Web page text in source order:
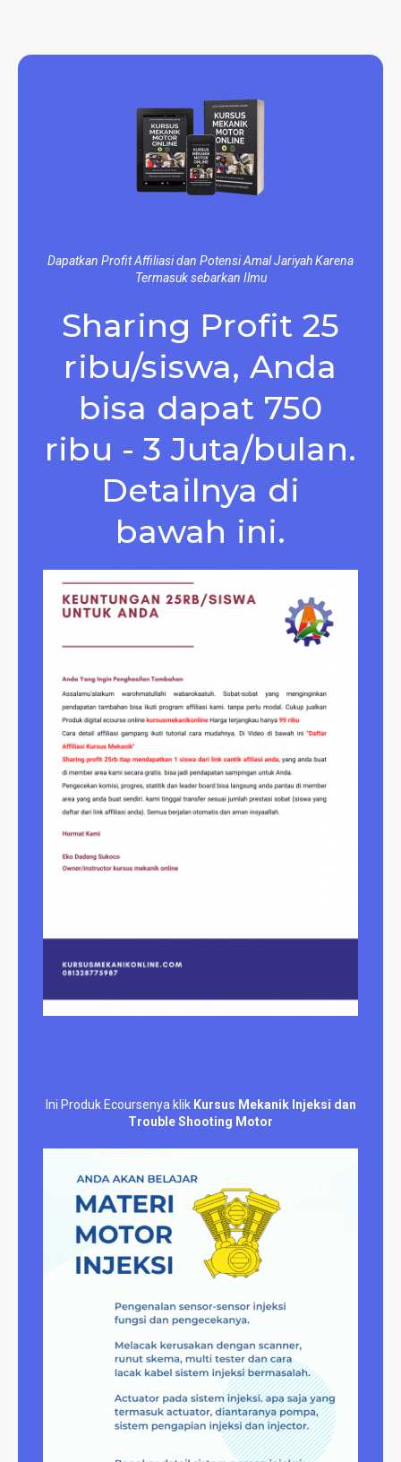
Dapatkan Profit Affiliasi dan Potensi Amal Jariyah Karena
Termasuk sebarkan Ilmu
Sharing Profit 25
ribu/siswa, Anda
bisa dapat 750
ribu - 3 Juta/bulan.
Detailnya di
bawah ini.
Ini Produk Ecoursenya klik Kursus Mekanik Injeksi dan
Trouble Shooting Motor